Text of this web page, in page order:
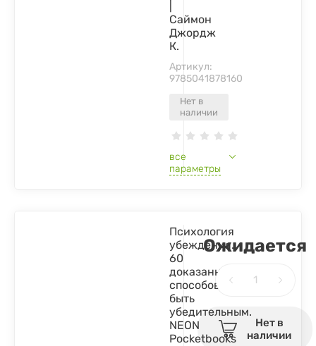
Нет в
наличии
Саймон
Джордж
К.
Артикул:
9785041878160
все
параметры
Психология
убеждения.
60
доказанных
способов
быть
убедительным.
NEON
Pocketbooks
Ожидается
Нет в
наличии